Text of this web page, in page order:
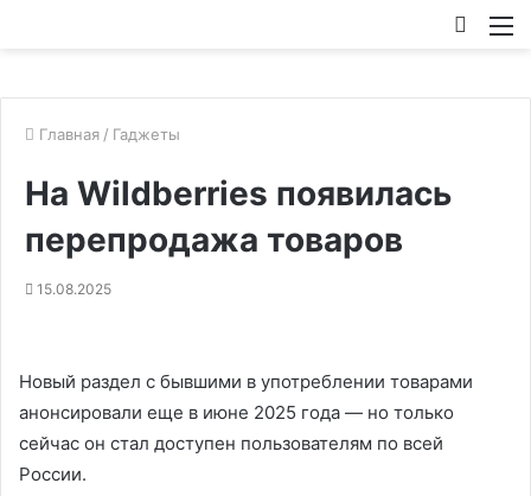
Главная / Гаджеты
На Wildberries появилась
перепродажа товаров
15.08.2025
Новый раздел с бывшими в употреблении товарами
анонсировали еще в июне 2025 года — но только
сейчас он стал доступен пользователям по всей
России.